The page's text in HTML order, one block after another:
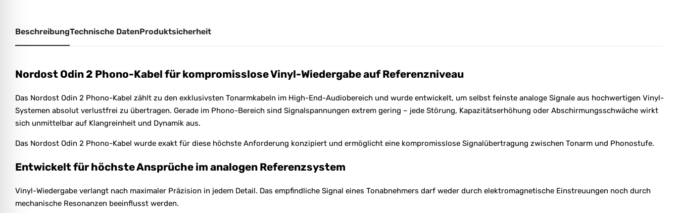
BeschreibungTechnische DatenProduktsicherheit
Nordost Odin 2 Phono-Kabel für kompromisslose Vinyl-Wiedergabe auf Referenzniveau
Das Nordost Odin 2 Phono-Kabel zählt zu den exklusivsten Tonarmkabeln im High-End-Audiobereich und wurde entwickelt, um selbst feinste analoge Signale aus hochwertigen Vinyl-
Systemen absolut verlustfrei zu übertragen. Gerade im Phono-Bereich sind Signalspannungen extrem gering – jede Störung, Kapazitätserhöhung oder Abschirmungsschwäche wirkt
sich unmittelbar auf Klangreinheit und Dynamik aus.
Das Nordost Odin 2 Phono-Kabel wurde exakt für diese höchste Anforderung konzipiert und ermöglicht eine kompromisslose Signalübertragung zwischen Tonarm und Phonostufe.
Entwickelt für höchste Ansprüche im analogen Referenzsystem
Vinyl-Wiedergabe verlangt nach maximaler Präzision in jedem Detail. Das empfindliche Signal eines Tonabnehmers darf weder durch elektromagnetische Einstreuungen noch durch
mechanische Resonanzen beeinflusst werden.